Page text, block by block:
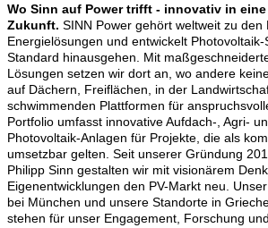
Wo Sinn auf Power trifft - innovativ in
Zukunft. SINN Power gehört weltweit zu
Energielösungen und entwickelt
Standard hinausgehen. Mit
Lösungen setzen wir dort an, wo andere
auf Dächern, Freiflächen, in der
schwimmenden Plattformen für
Portfolio umfasst innovative Aufdach-, Agri-
Photovoltaik-Anlagen für Projekte, die als
umsetzbar gelten. Seit unserer Gründung
Philipp Sinn gestalten wir mit visionärem
Eigenentwicklungen den PV-Markt neu.
bei München und unsere Standorte in
stehen für unser Engagement, Forschung